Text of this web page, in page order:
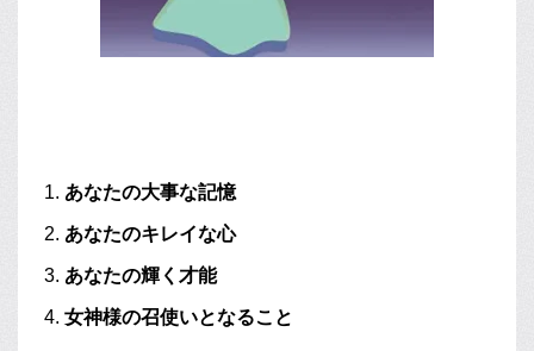
あなたの大事な記憶
あなたのキレイな心
あなたの輝く才能
女神様の召使いとなること